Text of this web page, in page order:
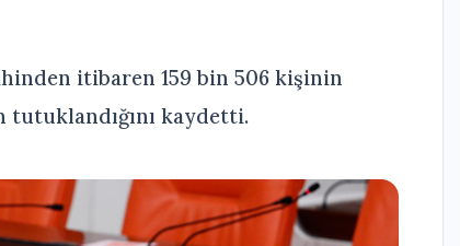
itibaren 159 bin 506 kişinin
tutuklandığını kaydetti.